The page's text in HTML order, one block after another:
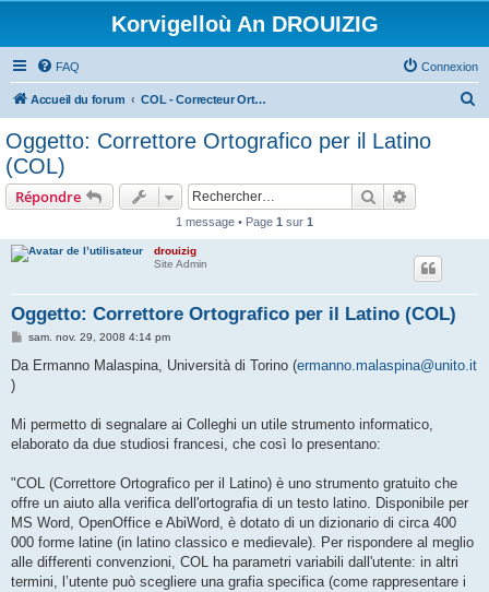
Korvigelloù An DROUIZIG
FAQ Connexion
Accueil du forum COL - Correcteur Orthographique Latin - Latin Spell Checker
Oggetto: Correttore Ortografico per il Latino
(COL)
Répondre Rechercher
1 message • Page 1 sur 1
drouizig
Site Admin
Oggetto: Correttore Ortografico per il Latino (COL)
M
s
sam. nov. 29, 2008 4:14 pm
Da Ermanno Malaspina, Università di Torino (ermanno.malaspina@unito.it
)
Mi permetto di segnalare ai Colleghi un utile strumento informatico,
elaborato da due studiosi francesi, che così lo presentano:
"COL (Correttore Ortografico per il Latino) è uno strumento gratuito che
offre un aiuto alla verifica dell'ortografia di un testo latino. Disponibile per
MS Word, OpenOffice e AbiWord, è dotato di un dizionario di circa 400
000 forme latine (in latino classico e medievale). Per rispondere al meglio
alle differenti convenzioni, COL ha parametri variabili dall'utente: in altri
termini, l’utente può scegliere una grafia specifica (come rappresentare i